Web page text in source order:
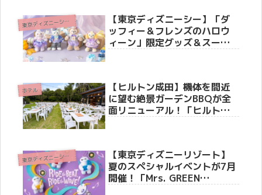
東
京ディズニーシー(R)
【東京ディズニーシー】「ダ
ッフィー＆フレンズのハロウ
ィーン」限定グッズ＆スーベ
徹底紹介
ホテル
【ヒルトン成田】機体を間近
に望む絶景ガーデンBBQが全
面リニューアル！「ヒルトン
東
京ディズニーシー(R)
【東京ディズニーリゾート】
夏のスペシャルイベントが7月
開催！「Mrs. GREEN